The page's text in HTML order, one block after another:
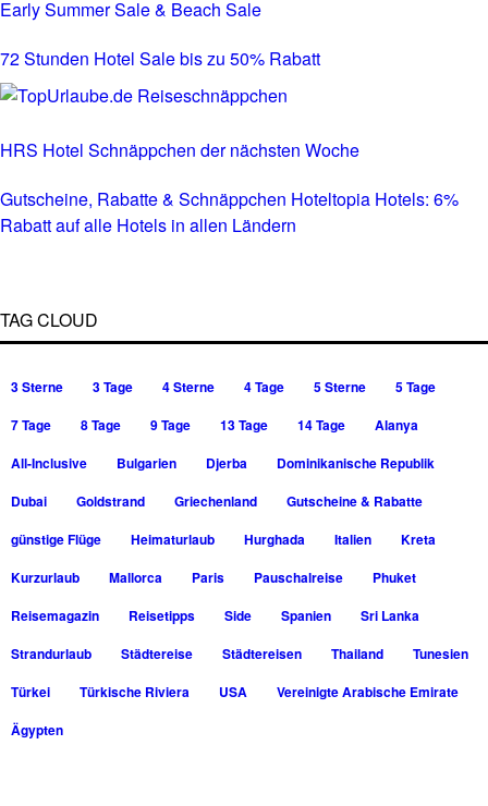
Early Summer Sale & Beach Sale
72 Stunden Hotel Sale bis zu 50% Rabatt
HRS Hotel Schnäppchen der nächsten Woche
Gutscheine, Rabatte & Schnäppchen Hoteltopia Hotels: 6%
Rabatt auf alle Hotels in allen Ländern
TAG CLOUD
3 Sterne 3 Tage 4 Sterne 4 Tage 5 Sterne
5 Tage
7 Tage
8 Tage 9 Tage 13 Tage 14 Tage
Alanya
All-Inclusive
Bulgarien Djerba
Dominikanische Republik
Dubai
Goldstrand Griechenland
Gutscheine & Rabatte
günstige Flüge
Heimaturlaub Hurghada Italien
Kreta
Kurzurlaub
Mallorca Paris Pauschalreise
Phuket
Reisemagazin
Reisetipps Side Spanien
Sri Lanka
Strandurlaub
Städtereise Städtereisen Thailand
Tunesien
Türkei
Türkische Riviera USA
Vereinigte Arabische Emirate
Ägypten